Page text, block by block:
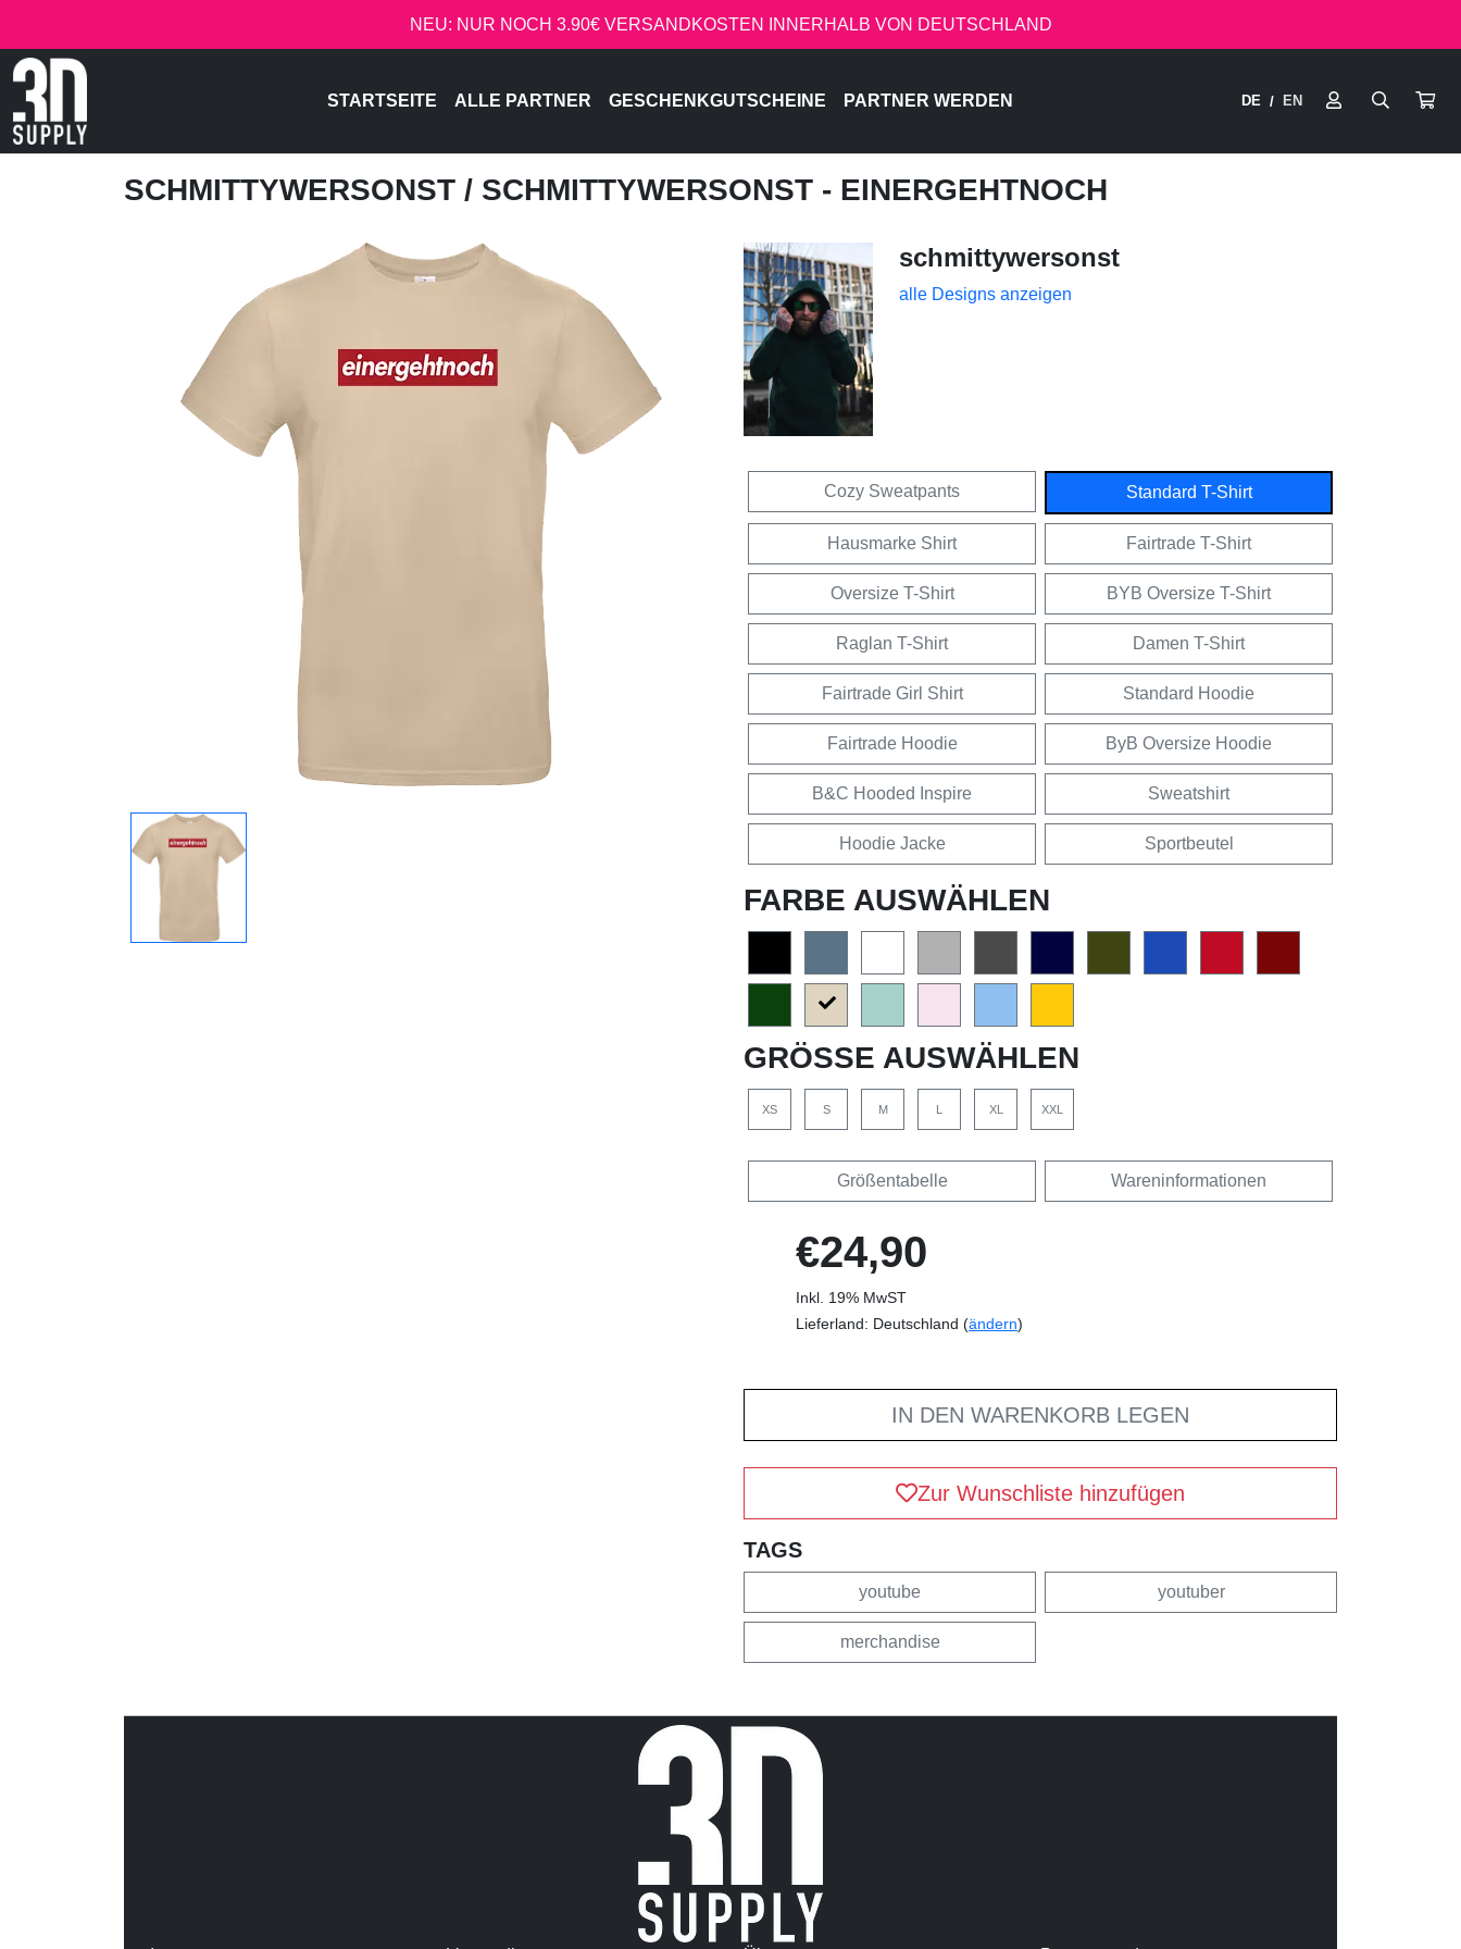
NEU: NUR NOCH 3.90€ VERSANDKOSTEN INNERHALB VON DEUTSCHLAND
STARTSEITE ALLE PARTNER GESCHENKGUTSCHEINE PARTNER WERDEN DE / EN
SCHMITTYWERSONST / SCHMITTYWERSONST - EINERGEHTNOCH
schmittywersonst
alle Designs anzeigen
Cozy Sweatpants Standard T-Shirt
Hausmarke Shirt Fairtrade T-Shirt
Oversize T-Shirt BYB Oversize T-Shirt
Raglan T-Shirt Damen T-Shirt
Fairtrade Girl Shirt Standard Hoodie
Fairtrade Hoodie ByB Oversize Hoodie
B&C Hooded Inspire Sweatshirt
Hoodie Jacke Sportbeutel
FARBE AUSWÄHLEN
GRÖSSE AUSWÄHLEN
XS S M L XL XXL
Größentabelle Wareninformationen
€24,90
Inkl. 19% MwST
Lieferland: Deutschland (ändern)
IN DEN WARENKORB LEGEN
Zur Wunschliste hinzufügen
TAGS
youtube youtuber
merchandise